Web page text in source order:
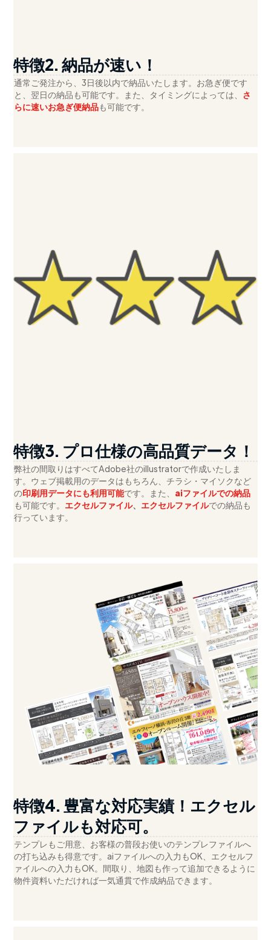
特徴2. 納品が速い！
通常ご発注から、3日後以内で納品いたします。お急ぎ便です
と、翌日の納品も可能です。また、タイミングによっては、 さ
らに速いお急ぎ便納品も可能です。
特徴3. プロ仕様の高品質データ！
弊社の間取りはすべてAdobe社のillustratorで作成いたしま
す。ウェブ掲載用のデータはもちろん、チラシ・ マイソクなど
の印刷用データにも利用可能です。また、 aiファイルでの納品
も可能です。 エクセルファイル、 エクセルファイルでの納品も
行っています。
特徴4. 豊富な対応実績！エクセル
ファイルも対応可。
テンプレもご用意、お客様の普段お使いのテンプレファイルへ
の打ち込みも得意です。aiファイルへの入力もOK、エクセルフ
ァイルへの入力もOK。間取り、地図も作って追加できるように
物件資料いただければ一気通貫で作成納品できます。